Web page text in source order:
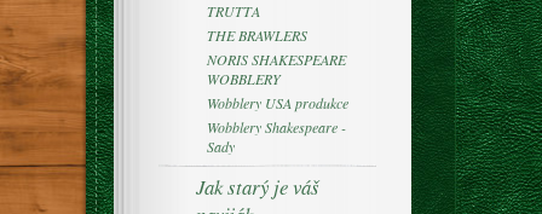
TRUTTA
THE BRAWLERS
NORIS SHAKESPEARE
WOBBLERY
Wobblery USA produkce
Wobblery Shakespeare -
Sady
Jak starý je váš